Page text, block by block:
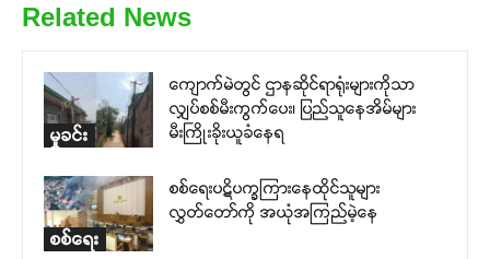
Related News
မှုခင်း
ကျောက်မဲတွင် ဌာနဆိုင်ရာရုံးများကိုသာ
လျှပ်စစ်မီးကွက်ပေး၊ ပြည်သူနေအိမ်များ
မီးကြိုးခိုးယူခံနေရ
စစ်ရေး
စစ်ရေးပဋိပက္ခကြားနေထိုင်သူများ
လွှတ်တော်ကို အယုံအကြည်မဲ့နေ